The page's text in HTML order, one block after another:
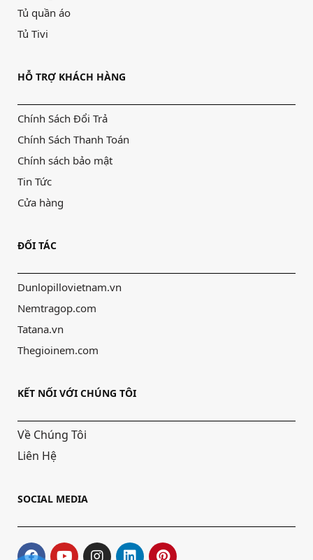
Tủ quần áo
Tủ Tivi
HỖ TRỢ KHÁCH HÀNG
Chính Sách Đổi Trả
Chính Sách Thanh Toán
Chính sách bảo mật
Tin Tức
Cửa hàng
ĐỐI TÁC
Dunlopillovietnam.vn
Nemtragop.com
Tatana.vn
Thegioinem.com
KẾT NỐI VỚI CHÚNG TÔI
Về Chúng Tôi
Liên Hệ
SOCIAL MEDIA